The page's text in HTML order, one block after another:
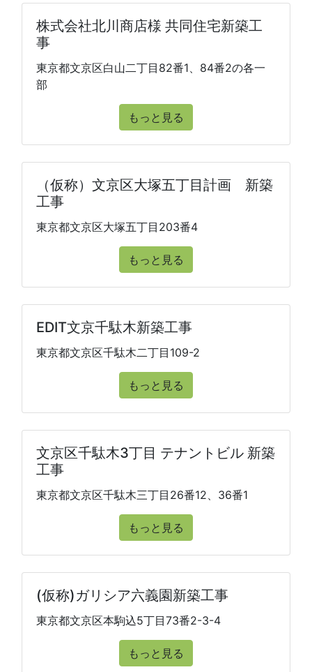
株式会社北川商店様 共同住宅新築工
事
東京都文京区白山二丁目82番1、84番2の各一
部
もっと見る
（仮称）文京区大塚五丁目計画 新築
工事
東京都文京区大塚五丁目203番4
もっと見る
EDIT文京千駄木新築工事
東京都文京区千駄木二丁目109-2
もっと見る
文京区千駄木3丁目 テナントビル 新築
工事
東京都文京区千駄木三丁目26番12、36番1
もっと見る
(仮称)ガリシア六義園新築工事
東京都文京区本駒込5丁目73番2-3-4
もっと見る